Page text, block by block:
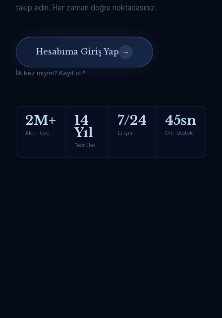
takip edin. Her zaman doğru noktadasınız.
Hesabıma Giriş Yap →
İlk kez miyim? Kayıt ol
2M+
Aktif Üye
14
Yıl
Tecrübe
7/24
Erişim
45sn
Ort. Destek